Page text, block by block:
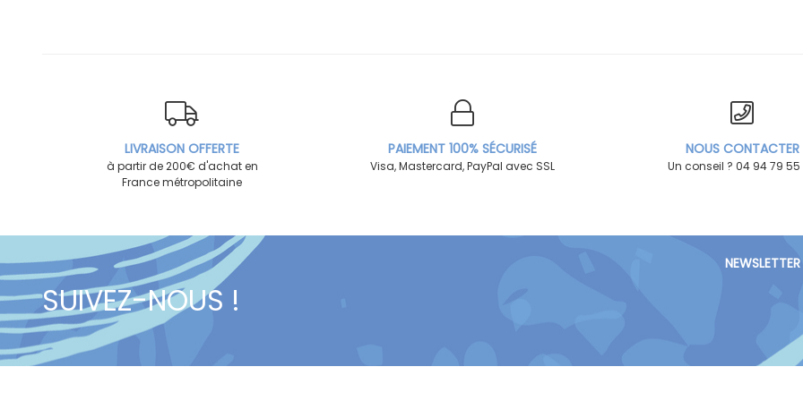
LIVRAISON OFFERTE
à partir de 200€ d'achat en
France métropolitaine
PAIEMENT 100% SÉCURISÉ
Visa, Mastercard, PayPal avec SSL
NOUS CONTACTER
Un conseil ? 04 94 79 55
SUIVEZ-NOUS !
NEWSLETTER